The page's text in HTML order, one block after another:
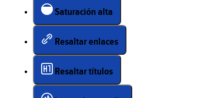
Saturación alta
Resaltar enlaces
Resaltar títulos